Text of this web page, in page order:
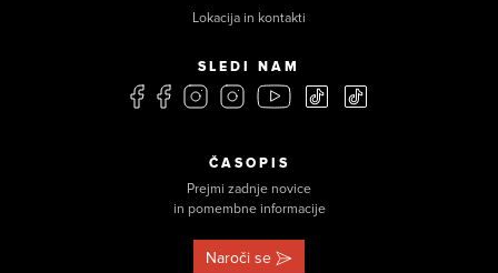
Lokacija in kontakti
SLEDI NAM
ČASOPIS
Prejmi zadnje novice
in pomembne informacije
Naroči se